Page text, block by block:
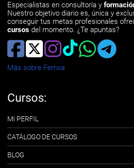
Especialistas en consultoría y
Nuestro objetivo diario es, única y
conseguir tus metas profesionales
cursos del momento. ¿Te apuntas?
Más sobre Femxa
Cursos:
MI PERFIL
CATÁLOGO DE CURSOS
BLOG